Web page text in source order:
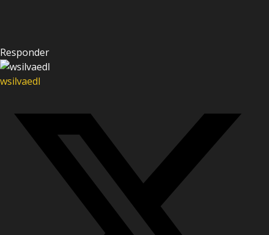
Responder
wsilvaedl